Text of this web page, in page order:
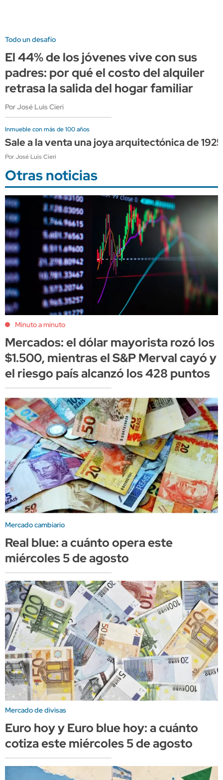
Todo un desafío
El 44% de los jóvenes vive con sus
padres: por qué el costo del alquiler
retrasa la salida del hogar familiar
Por José Luis Cieri
Inmueble con más de 100 años
Sale a la venta una joya arquitectónica de
Por José Luis Cieri
Otras noticias
Minuto a minuto
Mercados: el dólar mayorista rozó los
$1.500, mientras el S&P Merval cayó y
el riesgo país alcanzó los 428 puntos
Mercado cambiario
Real blue: a cuánto opera este
miércoles 5 de agosto
Mercado de divisas
Euro hoy y Euro blue hoy: a cuánto
cotiza este miércoles 5 de agosto